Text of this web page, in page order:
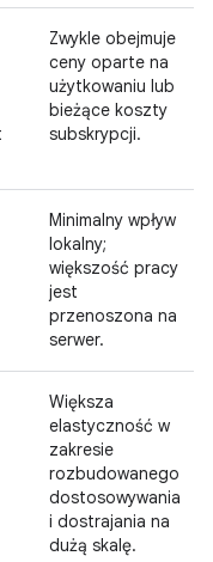
Zwykle obejmuje
ceny oparte na
użytkowaniu lub
bieżące koszty
subskrypcji.
Minimalny wpływ
lokalny;
większość pracy
jest
przenoszona na
serwer.
Większa
elastyczność w
zakresie
rozbudowanego
dostosowywania
i dostrajania na
dużą skalę.